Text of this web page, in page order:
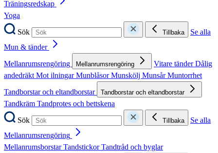
Träningsredskap
Yoga
Sök
Tillbaka
Se alla
Mun & tänder
Mellanrumsrengöring
Mellanrumsrengöring Vitare tänderDålig
andedräktMot ilningarMunblåsorMunskölj MunsårMuntorrhet
Tandborstar och eltandborstar
Tandborstar och eltandborstar
Tandkräm Tandprotes och bettskena
Sök
Tillbaka
Se alla
Mellanrumsrengöring
MellanrumsborstarTandstickorTandtråd och byglar